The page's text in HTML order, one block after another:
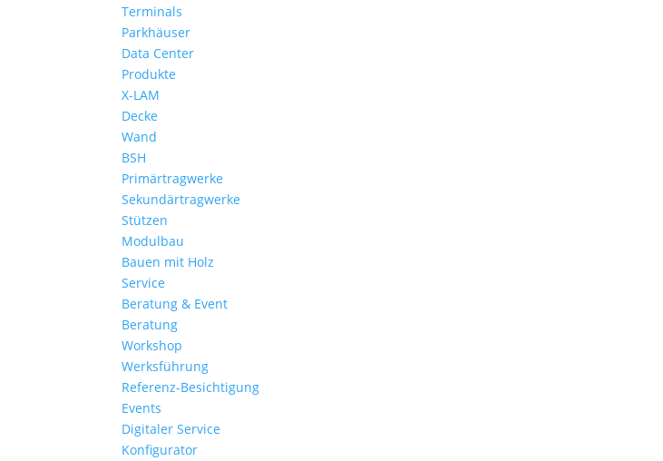
Terminals
Parkhäuser
Data Center
Produkte
X-LAM
Decke
Wand
BSH
Primärtragwerke
Sekundärtragwerke
Stützen
Modulbau
Bauen mit Holz
Service
Beratung & Event
Beratung
Workshop
Werksführung
Referenz-Besichtigung
Events
Digitaler Service
Konfigurator